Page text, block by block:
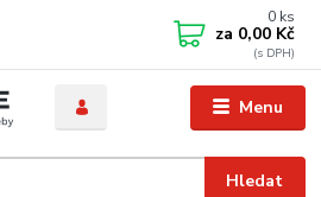
Menu
Hledat
0 ks
za 0,00 Kč